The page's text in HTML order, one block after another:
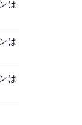
は
は
は